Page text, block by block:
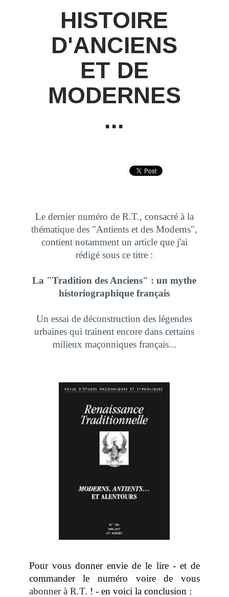
HISTOIRE
D'ANCIENS
ET DE
MODERNES
...
Le dernier numéro de R.T., consacré à la
thématique des "Antients et des Moderns",
contient notamment un article que j'ai
rédigé sous ce titre :
La "Tradition des Anciens" : un mythe
historiographique français
Un essai de déconstruction des légendes
urbaines qui trainent encore dans certains
milieux maçonniques français...
Pour vous donner envie de le lire - et de
commander le numéro voire de vous
abonner à R.T. ! - en voici la conclusion :